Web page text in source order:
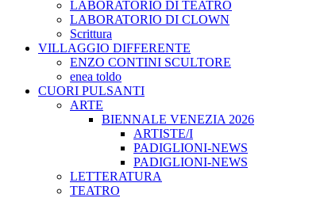
LABORATORIO DI TEATRO
LABORATORIO DI CLOWN
Scrittura
VILLAGGIO DIFFERENTE
ENZO CONTINI SCULTORE
enea toldo
CUORI PULSANTI
ARTE
BIENNALE VENEZIA 2026
ARTISTE/I
PADIGLIONI-NEWS
PADIGLIONI-NEWS
LETTERATURA
TEATRO